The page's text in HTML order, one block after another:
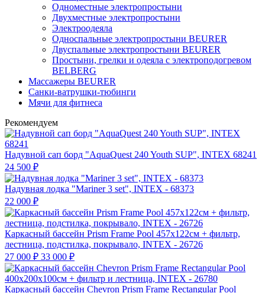
Одноместные электропростыни
Двухместные электропростыни
Электроодеяла
Односпальные электропростыни BEURER
Двуспальные электропростыни BEURER
Простыни, грелки и одеяла с электроподогревом
BELBERG
Массажеры BEURER
Санки-ватрушки-тюбинги
Мячи для фитнеса
Рекомендуем
Надувной сап борд "AquaQuest 240 Youth SUP", INTEX 68241
24 500 ₽
Надувная лодка "Mariner 3 set", INTEX - 68373
22 000 ₽
Каркасный бассейн Prism Frame Pool 457х122см + фильтр,
лестница, подстилка, покрывало, INTEX - 26726
27 000 ₽ 33 000 ₽
Каркасный бассейн Chevron Prism Frame Rectangular Pool